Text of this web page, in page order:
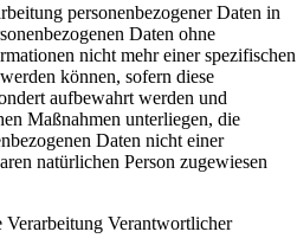
personenbezogener Daten in
Daten ohne
nicht mehr einer spezifischen
können, sofern diese
aufbewahrt werden und
Maßnahmen unterliegen, die
Daten nicht einer
natürlichen Person zugewiesen
Verantwortlicher